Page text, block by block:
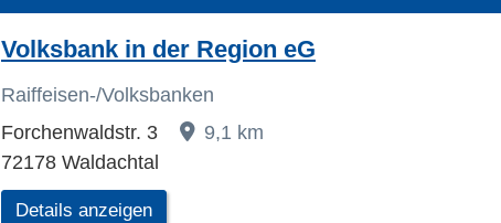
Volksbank in der Region eG
Raiffeisen-/Volksbanken
Forchenwaldstr. 3
9,1 km
72178 Waldachtal
Details anzeigen